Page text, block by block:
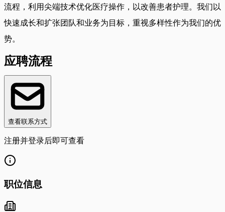
流程，利用尖端技术优化医疗操作，以改善患者护理。我们以
快速成长和扩张团队和业务为目标，重视多样性作为我们的优
势。
应聘流程
查看联系方式
注册并登录后即可查看
职位信息